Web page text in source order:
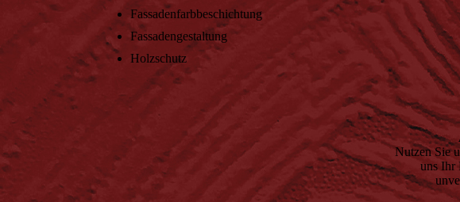
Fassadenfarbbeschichtung
Fassadengestaltung
Holzschutz
Nutzen Sie
uns Ihr